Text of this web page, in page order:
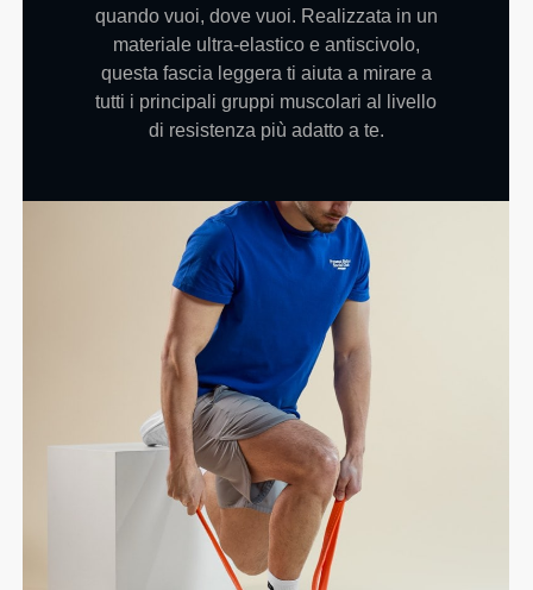
quando vuoi, dove vuoi. Realizzata in un
materiale ultra-elastico e antiscivolo,
questa fascia leggera ti aiuta a mirare a
tutti i principali gruppi muscolari al livello
di resistenza più adatto a te.